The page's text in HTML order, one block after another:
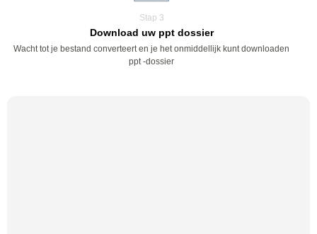
Stap 3
Download uw ppt dossier
Wacht tot je bestand converteert en je het onmiddellijk kunt downloaden
ppt -dossier